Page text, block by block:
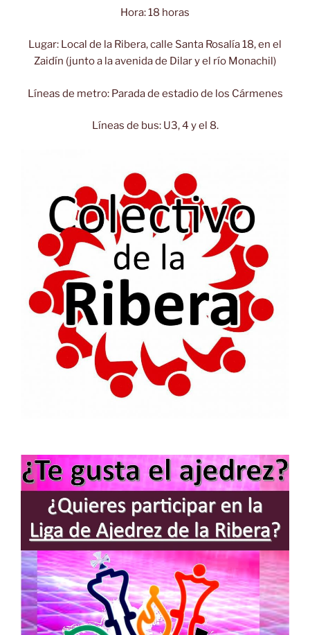
Hora: 18 horas
Lugar: Local de la Ribera, calle Santa Rosalía 18, en el
Zaidín (junto a la avenida de Dilar y el río Monachil)
Líneas de metro: Parada de estadio de los Cármenes
Líneas de bus: U3, 4 y el 8.